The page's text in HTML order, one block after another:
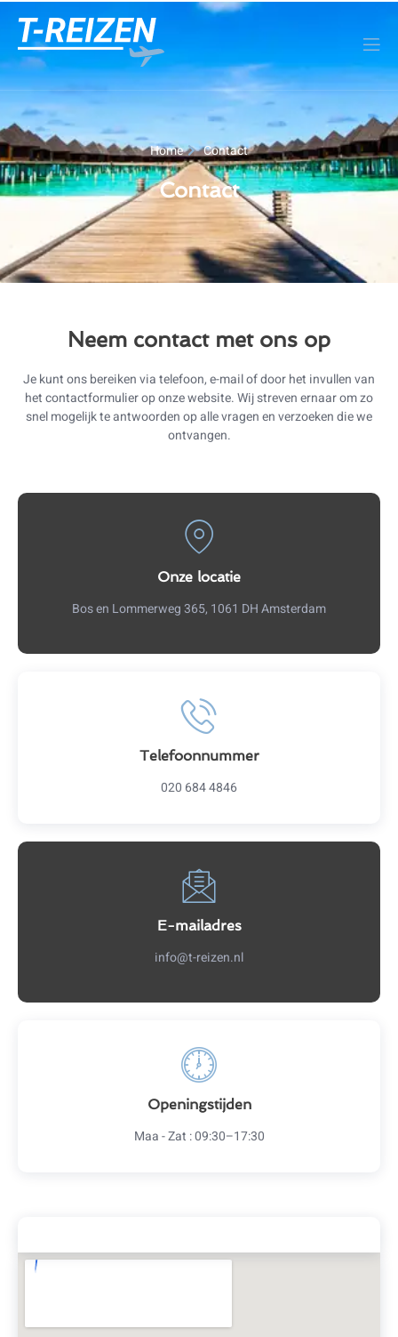
Home Contact
Contact
Neem contact met ons op
Je kunt ons bereiken via telefoon, e-mail of door het invullen van
het contactformulier op onze website. Wij streven ernaar om zo
snel mogelijk te antwoorden op alle vragen en verzoeken die we
ontvangen.
Onze locatie
Bos en Lommerweg 365, 1061 DH Amsterdam
Telefoonnummer
020 684 4846
E-mailadres
info@t-reizen.nl
Openingstijden
Maa - Zat : 09:30–17:30